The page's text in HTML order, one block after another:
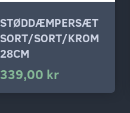
STØDDÆMPERSÆT
SORT/SORT/KROM
28CM
339,00 kr